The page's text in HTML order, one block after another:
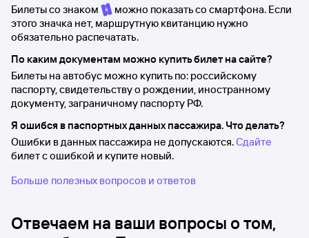
Билеты со знаком
можно показать со смартфона. Если
этого значка нет, маршрутную квитанцию нужно
обязательно распечатать.
По каким документам можно купить билет на сайте?
Билеты на автобус можно купить по: российскому
паспорту, свидетельству о рождении, иностранному
документу, заграничному паспорту РФ.
Я ошибся в паспортных данных пассажира. Что делать?
Ошибки в данных пассажира не допускаются.Сдайте
билет с ошибкой и купите новый.
Больше полезных вопросов и ответов
Отвечаем на ваши вопросы о том,